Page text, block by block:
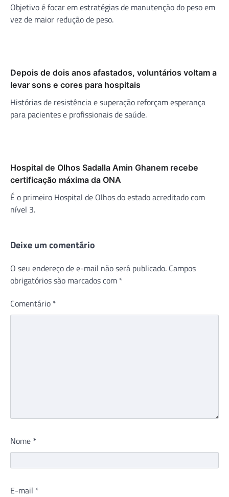
Objetivo é focar em estratégias de manutenção do peso em
vez de maior redução de peso.
Depois de dois anos afastados, voluntários voltam a
levar sons e cores para hospitais
Histórias de resistência e superação reforçam esperança
para pacientes e profissionais de saúde.
Hospital de Olhos Sadalla Amin Ghanem recebe
certificação máxima da ONA
É o primeiro Hospital de Olhos do estado acreditado com
nível 3.
Deixe um comentário
O seu endereço de e-mail não será publicado. Campos
obrigatórios são marcados com *
Comentário *
Nome *
E-mail *